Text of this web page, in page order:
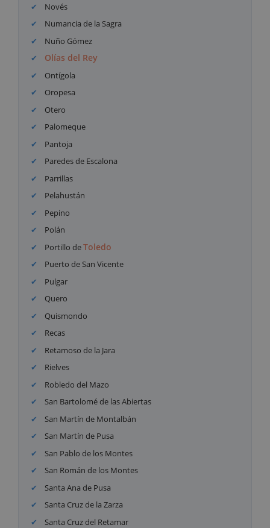
Novés
Numancia de la Sagra
Nuño Gómez
Olías del Rey
Ontígola
Oropesa
Otero
Palomeque
Pantoja
Paredes de Escalona
Parrillas
Pelahustán
Pepino
Polán
Portillo deToledo
Puerto de San Vicente
Pulgar
Quero
Quismondo
Recas
Retamoso de la Jara
Rielves
Robledo del Mazo
San Bartolomé de las Abiertas
San Martín de Montalbán
San Martín de Pusa
San Pablo de los Montes
San Román de los Montes
Santa Ana de Pusa
Santa Cruz de la Zarza
Santa Cruz del Retamar